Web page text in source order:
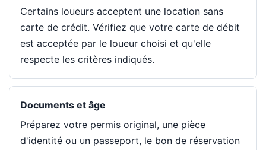
Certains loueurs acceptent une location sans
carte de crédit. Vérifiez que votre carte de débit
est acceptée par le loueur choisi et qu'elle
respecte les critères indiqués.
Documents et âge
Préparez votre permis original, une pièce
d'identité ou un passeport, le bon de réservation